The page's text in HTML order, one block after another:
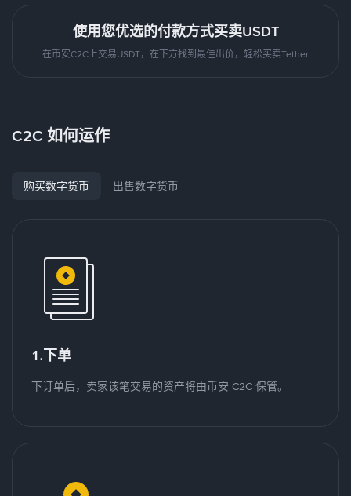
使用您优选的付款方式买卖USDT
在币安C2C上交易USDT，在下方找到最佳出价，轻松买卖Tether
C2C 如何运作
购买数字货币 出售数字货币
1.下单
下订单后，卖家该笔交易的资产将由币安 C2C 保管。